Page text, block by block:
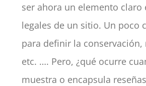
ser ahora un elemento claro
legales de un sitio. Un poco
para definir la
etc. …. Pero, ¿qué ocurre
muestra o encapsula